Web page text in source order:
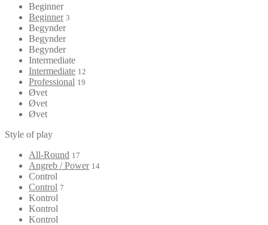
Beginner
Beginner 3
Begynder
Begynder
Begynder
Intermediate
Intermediate 12
Professional 19
Øvet
Øvet
Øvet
Style of play
All-Round 17
Angreb / Power 14
Control
Control 7
Kontrol
Kontrol
Kontrol